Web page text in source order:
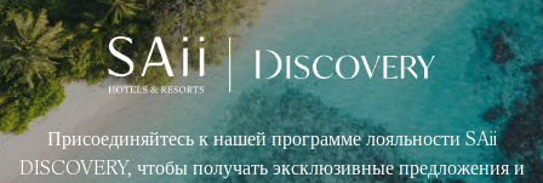
Присоединяйтесь к нашей программе лояльности SAii
DISCOVERY, чтобы получать эксклюзивные предложения и